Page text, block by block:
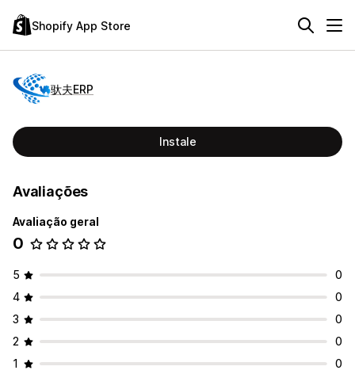
Shopify App Store
驮夫ERP
Instale
Avaliações
Avaliação geral
0
5
0
4
0
3
0
2
0
1
0